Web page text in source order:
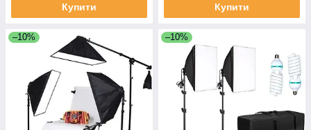
Купити Купити
–10% –10%